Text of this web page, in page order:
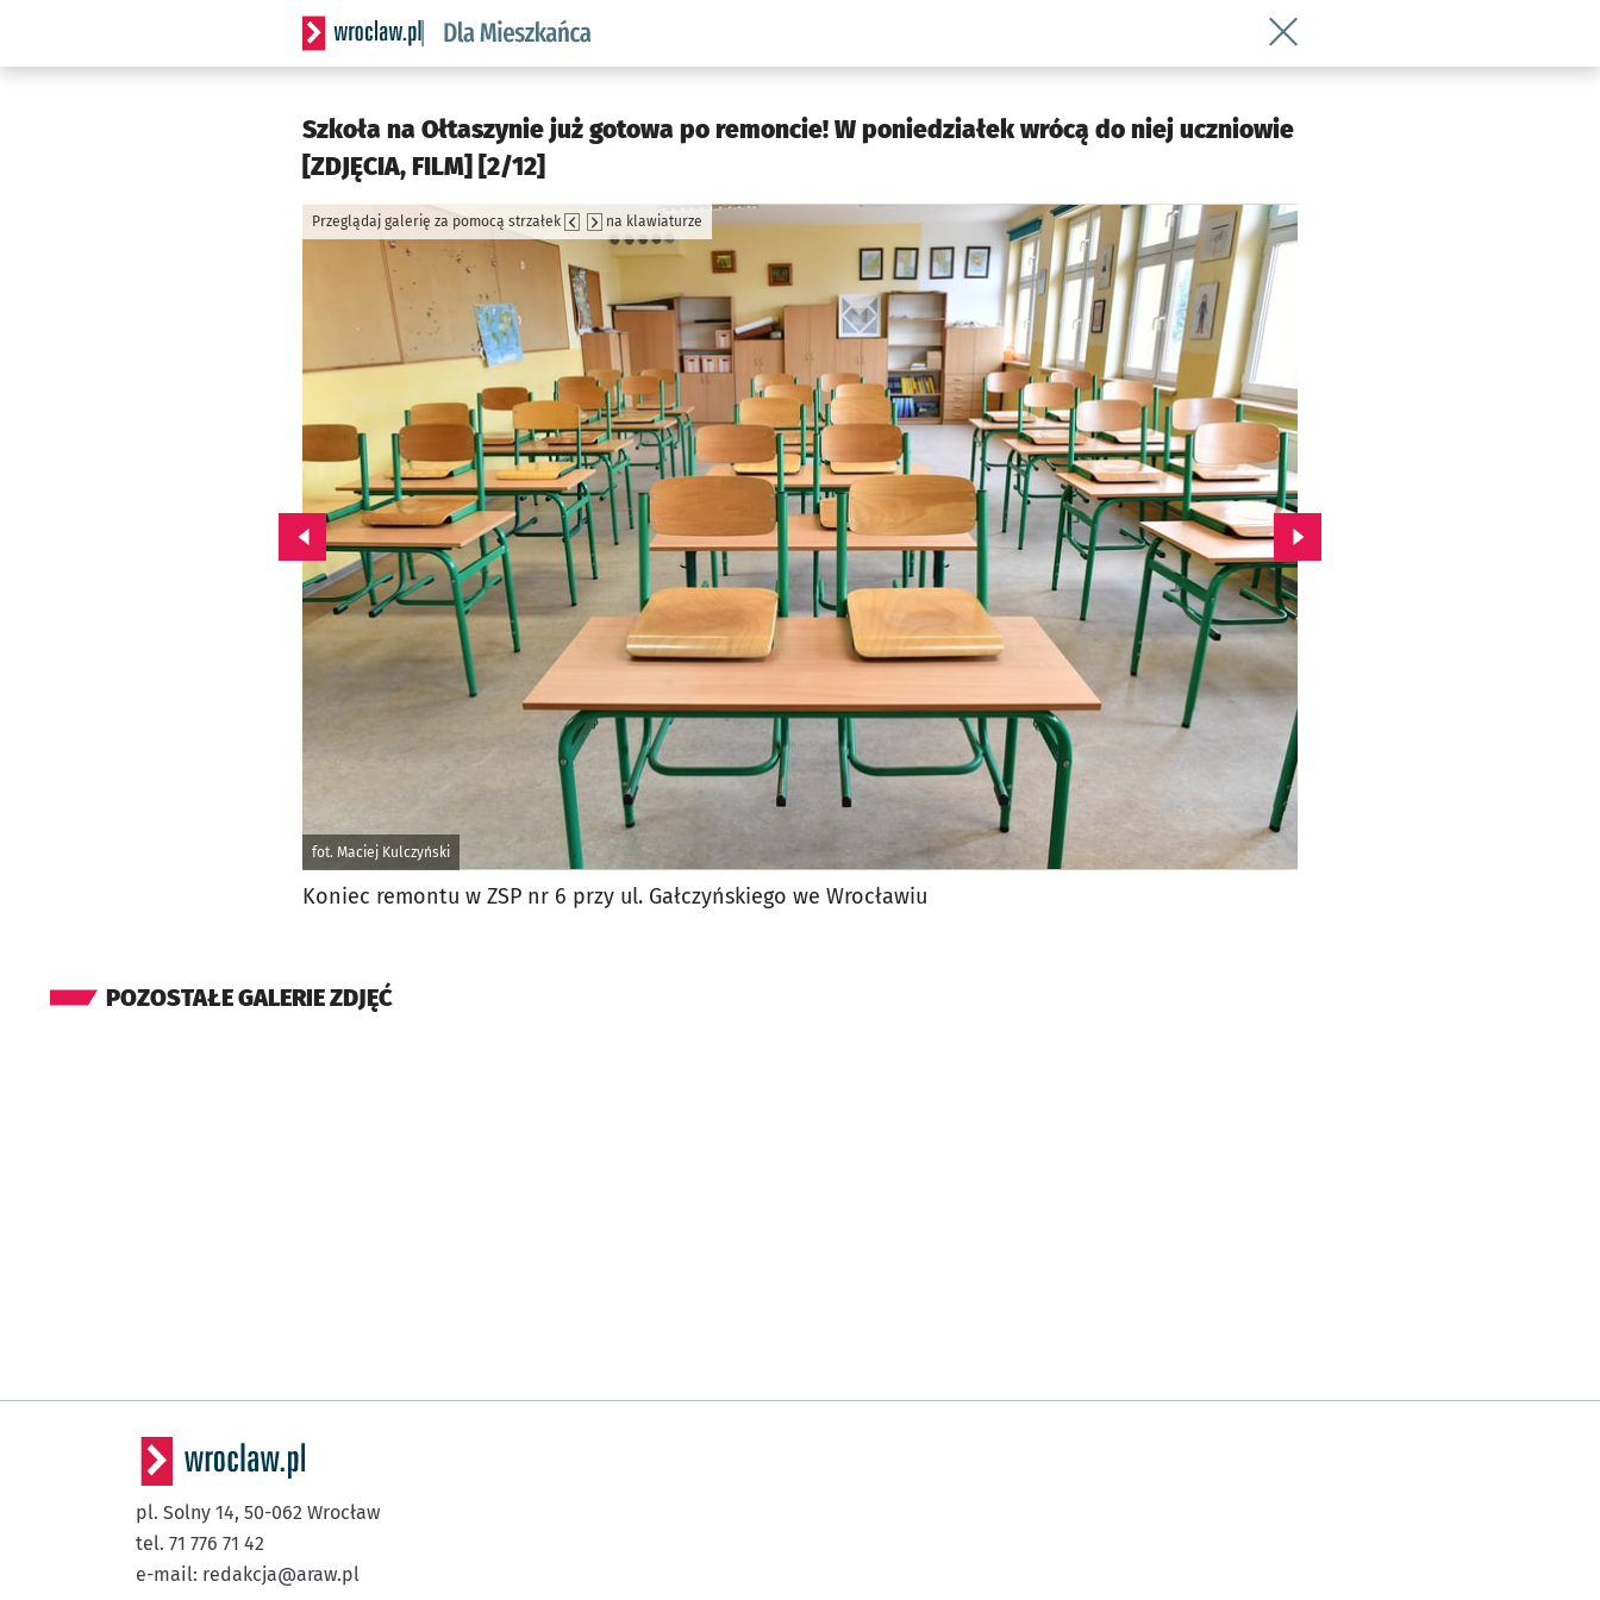
Serwis informacyjny wroclaw.pl podserwis: Dla mieszkańca
Wróć do artykułu Szkoła na
Szkoła na Ołtaszynie już gotowa po remoncie! W poniedziałek wrócą do niej uczniowie
[ZDJĘCIA, FILM] [2/12]
fot. Maciej Kulczyński
Przeglądaj galerię za pomocą strzałek na klawiaturze
Przejdź do poprzedniego zdjęcia. Przejdź do kolejnego zdjęcia.
Koniec remontu w ZSP nr 6 przy ul. Gałczyńskiego we Wrocławiu
POZOSTAŁE GALERIE ZDJĘĆ
pl. Solny 14, 50-062 Wrocław
tel. 71 776 71 42
e-mail: redakcja@araw.pl